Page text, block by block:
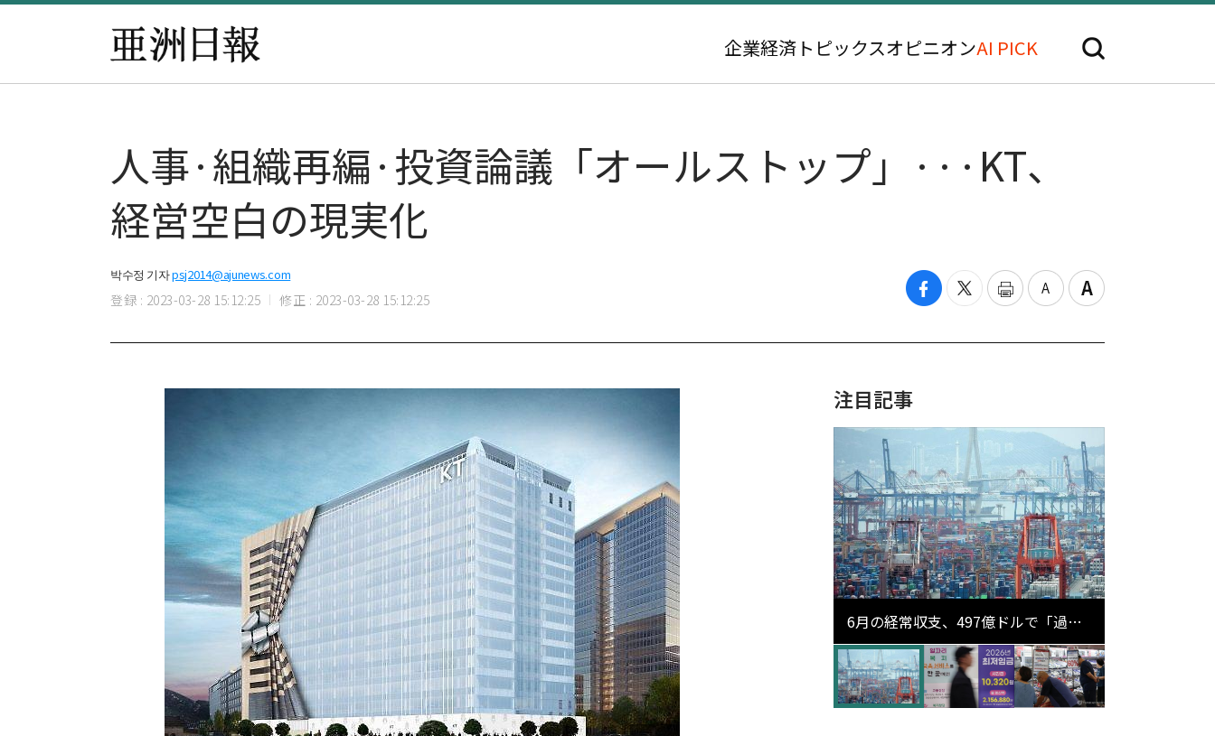
企業経済 トピックスオピニオンAI PICK
​​人事·組織再編·投資論議「オールストップ」···KT、
経営空白の現実化
박수정 기자psj2014@ajunews.com
登録 : 2023-03-28 15:12:25 修正 : 2023-03-28 15:12:25
注目記事
6月の経常収支、497億ドルで「過去
最大」…輸出が初の1000億ドル突破